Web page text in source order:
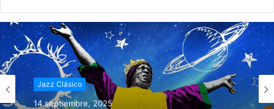
Jazz Clásico
14 septiembre, 2025